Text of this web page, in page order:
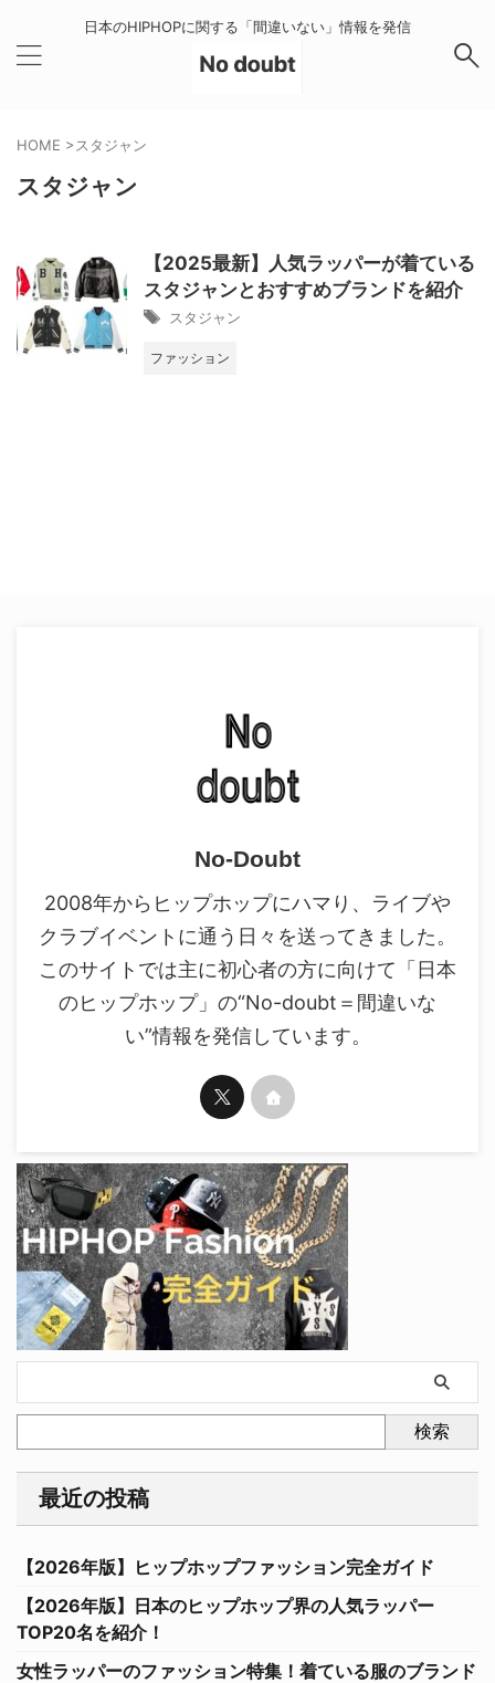
日本のHIPHOPに関する「間違いない」情報を発信
HOME >スタジャン
スタジャン
【2025最新】人気ラッパーが着ている
スタジャンとおすすめブランドを紹介
スタジャン
ファッション
No-Doubt
2008年からヒップホップにハマり、ライブや
クラブイベントに通う日々を送ってきました。
このサイトでは主に初心者の方に向けて「日本
のヒップホップ」の“No-doubt＝間違いな
い”情報を発信しています。
検索
最近の投稿
【2026年版】ヒップホップファッション完全ガイド
【2026年版】日本のヒップホップ界の人気ラッパー
TOP20名を紹介！
女性ラッパーのファッション特集！着ている服のブランド